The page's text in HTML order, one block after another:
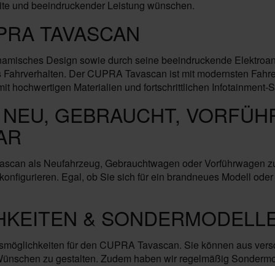
und beeindruckender Leistung wünschen.
TAVASCAN
Design sowie durch seine beeindruckende
Der CUPRA Tavascan ist mit modernsten
hochwertigen Materialien und fortschrittlichen Infotainment-
GEBRAUCHT,
als Neufahrzeug, Gebrauchtwagen oder Vorführwagen
Egal, ob Sie sich für ein brandneues Modell
&
für den CUPRA Tavascan. Sie können aus
zu gestalten. Zudem haben wir regelmäßig